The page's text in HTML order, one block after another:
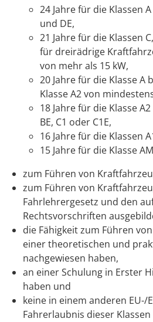
24 Jahre für die Klassen
und DE,
21 Jahre für die Klassen
für dreirädrige
von mehr als 15 kW,
20 Jahre für die Klasse A
Klasse A2 von
18 Jahre für die Klasse
BE, C1 oder C1E,
16 Jahre für die Klassen
15 Jahre für die Klasse AM
zum Führen von
zum Führen von
Fahrlehrergesetz und den
Rechtsvorschriften
die Fähigkeit zum Führen
einer theoretischen und
nachgewiesen haben,
an einer Schulung in Erster
haben und
keine in einem anderen EU-/
Fahrerlaubnis dieser